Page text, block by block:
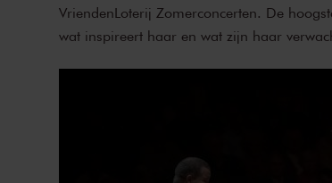
VriendenLoterij Zomerconcerten. De
wat inspireert haar en wat zijn haar